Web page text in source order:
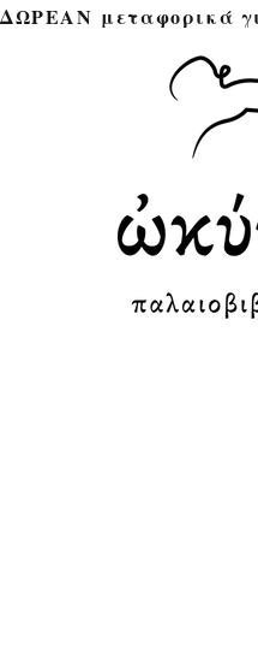
ΔΩΡΕΑΝ μεταφορικά